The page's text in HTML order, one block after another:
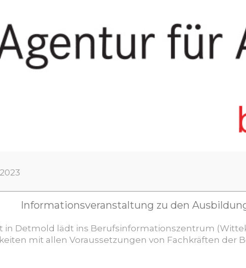
Informationsveranstaltung zu den
in Detmold lädt ins Berufsinformationszentrum (
mit allen Voraussetzungen von Fachkräften der